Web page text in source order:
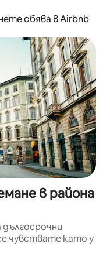
обява в Airbnb
в района
чувствате като у